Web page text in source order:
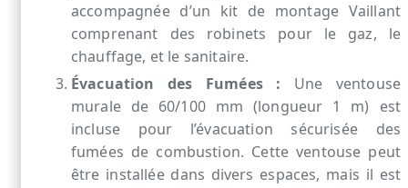
accompagnée d’un kit de montage Vaillant
comprenant des robinets pour le gaz, le
chauffage, et le sanitaire.
Évacuation des Fumées : Une ventouse
murale de 60/100 mm (longueur 1 m) est
incluse pour l’évacuation sécurisée des
fumées de combustion. Cette ventouse peut
être installée dans divers espaces, mais il est